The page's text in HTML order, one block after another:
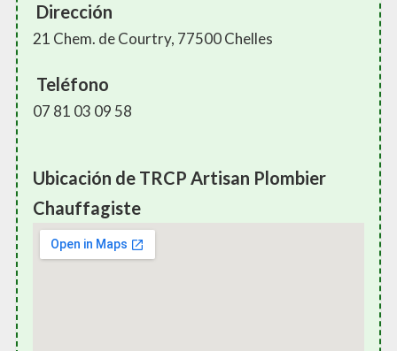
Dirección
21 Chem. de Courtry, 77500 Chelles
Teléfono
07 81 03 09 58
Ubicación de TRCP Artisan Plombier
Chauffagiste